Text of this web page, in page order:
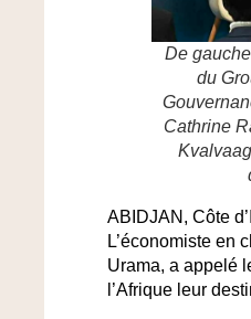
De
du
Cathrine
ABIDJAN, Côte
L’économiste en
Urama, a appelé
l’Afrique leur